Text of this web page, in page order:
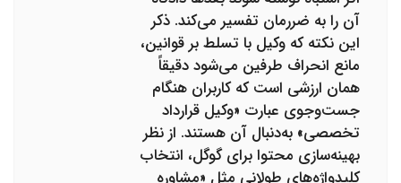
آن را به ضررمان تفسیر می‌کند. ذکر
این نکته که وکیل با تسلط بر قوانین،
مانع انحراف طرفین می‌شود دقیقاً
همان ارزشی است که کاربران هنگام
جست‌وجوی عبارت «وکیل قرارداد
تخصصی» به‌دنبال آن هستند. از نظر
بهینه‌سازی محتوا برای گوگل، انتخاب
کلیدواژه‌های طولانی مثل «مشاوره